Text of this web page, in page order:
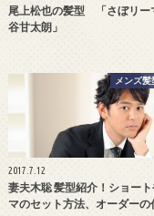
尾上松也の髪型 「さぼリー
谷甘太朗」
メンズ髪
2017.7.12
妻夫木聡 髪型紹介！ショー
マのセット方法、オーダーの